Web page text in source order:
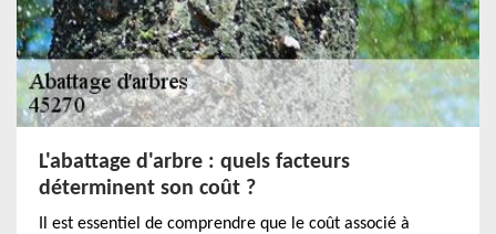
L'abattage d'arbre : quels facteurs
déterminent son coût ?
Il est essentiel de comprendre que le coût associé à